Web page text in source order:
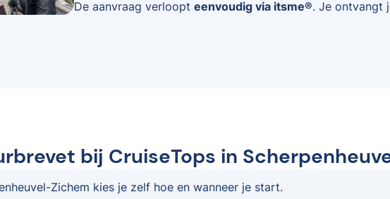
De aanvraag verloopteenvoudig via itsme®. Je ontvangt
bij CruiseTops in
Zichem kies je zelf hoe en wanneer je start.